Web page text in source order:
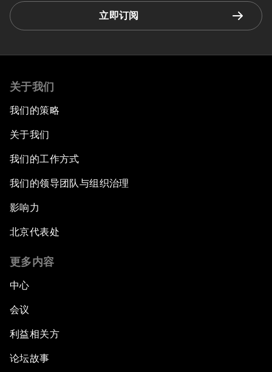
立即订阅
关于我们
我们的策略
关于我们
我们的工作方式
我们的领导团队与组织治理
影响力
北京代表处
更多内容
中心
会议
利益相关方
论坛故事